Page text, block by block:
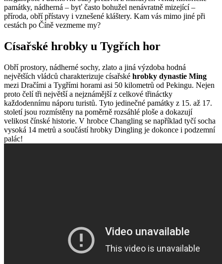
památky, nádherná – byť často bohužel nenávratně mizející –
příroda, obří přístavy i vznešené kláštery. Kam vás mimo jiné při
cestách po Číně vezmeme my?
Císařské hrobky u Tygřích hor
Obří prostory, nádherné sochy, zlato a jiná výzdoba hodná
největších vládců charakterizuje císařské hrobky dynastie Ming
mezi Dračími a Tygřími horami asi 50 kilometrů od Pekingu. Nejen
proto čelí tři největší a nejznámější z celkové třináctky
každodennímu náporu turistů. Tyto jedinečné památky z 15. až 17.
století jsou rozmístěny na poměrně rozsáhlé ploše a dokazují
velikost čínské historie. V hrobce Changling se například tyčí socha
vysoká 14 metrů a součástí hrobky Dingling je dokonce i podzemní
palác!